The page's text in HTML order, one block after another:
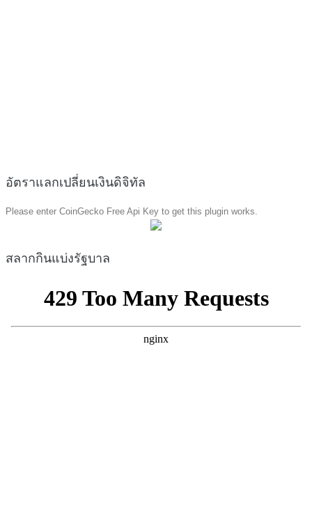
อัตราแลกเปลี่ยนเงินดิจิทัล
Please enter CoinGecko Free Api Key to get this plugin works.
สลากกินแบ่งรัฐบาล